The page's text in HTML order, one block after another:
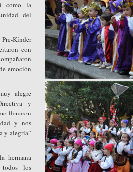
como la
del
Kínder
con
emoción
alegre
y
llenaron
y nos
y alegría”
hermana
todos los